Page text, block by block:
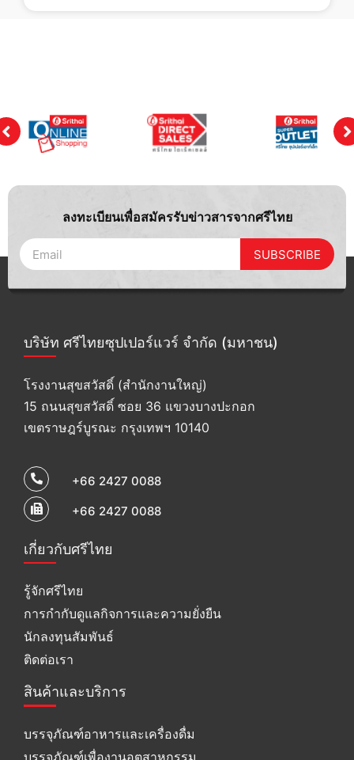
ลงทะเบียนเพื่อสมัครรับข่าวสารจากศรีไทย
SUBSCRIBE
บริษัท ศรีไทยซุปเปอร์แวร์ จำกัด (มหาชน)
โรงงานสุขสวัสดิ์ (สำนักงานใหญ่)
15 ถนนสุขสวัสดิ์ ซอย 36 แขวงบางปะกอก
เขตราษฎร์บูรณะ กรุงเทพฯ 10140
+66 2427 0088
+66 2427 0088
เกี่ยวกับศรีไทย
รู้จักศรีไทย
การกำกับดูแลกิจการและความยั่งยืน
นักลงทุนสัมพันธ์
ติดต่อเรา
สินค้าและบริการ
บรรจุภัณฑ์อาหารและเครื่องดื่ม
บรรจุภัณฑ์เพื่องานอุตสาหกรรม